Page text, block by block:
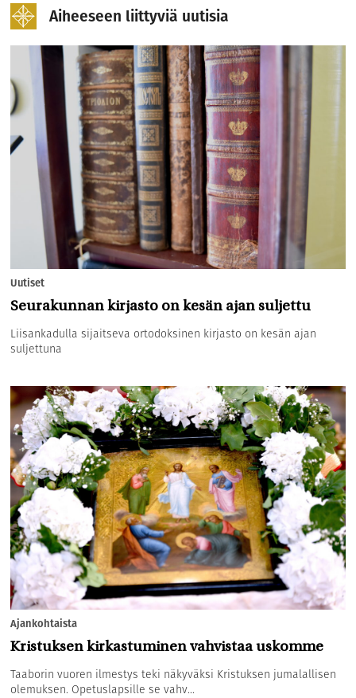
Aiheeseen liittyviä uutisia
Uutiset
Seurakunnan kirjasto on kesän ajan suljettu
Liisankadulla sijaitseva ortodoksinen kirjasto on kesän ajan
suljettuna
Ajankohtaista
Kristuksen kirkastuminen vahvistaa uskomme
Taaborin vuoren ilmestys teki näkyväksi Kristuksen jumalallisen
olemuksen. Opetuslapsille se vahv...